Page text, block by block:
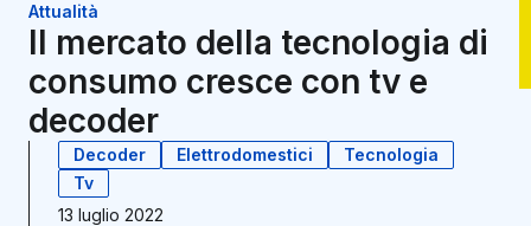
Attualità
Il mercato della tecnologia di
consumo cresce con tv e
decoder
Decoder Elettrodomestici
Tecnologia
Tv
13 luglio 2022